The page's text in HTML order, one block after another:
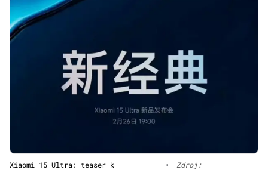
Xiaomi 15 Ultra: teaser k
•
Zdroj: